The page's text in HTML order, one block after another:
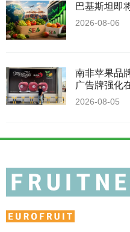
巴基斯坦即
2026-08-06
南非苹果品
广告牌强化
2026-08-05